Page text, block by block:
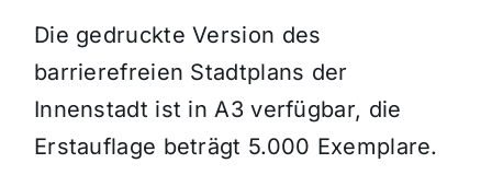
Die gedruckte Version des
barrierefreien Stadtplans der
Innenstadt ist in A3 verfügbar, die
Erstauflage beträgt 5.000 Exemplare.